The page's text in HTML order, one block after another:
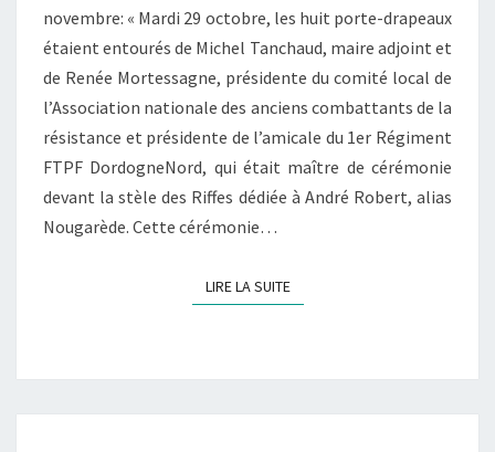
novembre: « Mardi 29 octobre, les huit porte-drapeaux
étaient entourés de Michel Tanchaud, maire adjoint et
de Renée Mortessagne, présidente du comité local de
l’Association nationale des anciens combattants de la
résistance et présidente de l’amicale du 1er Régiment
FTPF DordogneNord, qui était maître de cérémonie
devant la stèle des Riffes dédiée à André Robert, alias
Nougarède. Cette cérémonie…
LIRE LA SUITELIRE LA SUITE